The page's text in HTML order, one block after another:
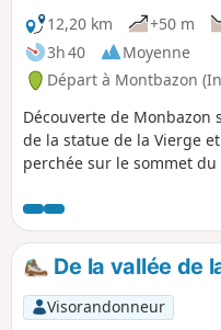
12,20 km
+50 m
3h 40
Moyenne
Départ à Montbazon
Découverte de Monbazon
de la statue de la Vierge
perchée sur le sommet du
moulins, châteaux,
commerces. Mise en
au 23/09/2020 : Attention !
propriété privée en (3).
14/09/2020
De la vallée de
Visorandonneur